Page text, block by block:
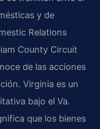
y de
Relations
County Circuit
de las acciones
Virginia es un
bajo el Va.
que los bienes